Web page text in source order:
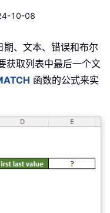
10-08
、文本、错误和布尔
获取列表中最后一个文
函数的公式来实